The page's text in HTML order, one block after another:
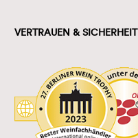
VERTRAUEN & SICHERHEIT